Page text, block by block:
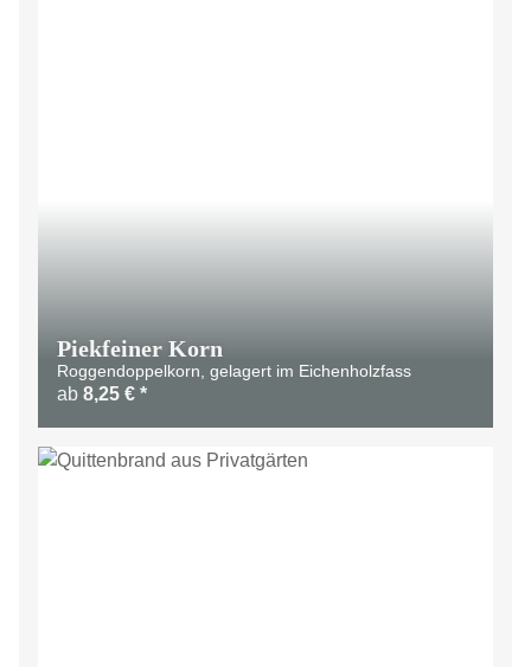
Piekfeiner Korn
Roggendoppelkorn, gelagert im Eichenholzfass
ab 8,25 € *